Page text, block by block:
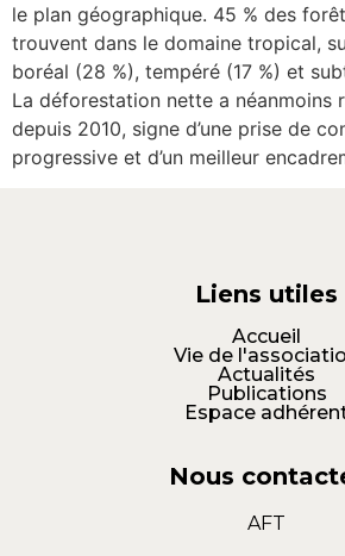
le plan géographique. 45 % des
trouvent dans le domaine tropical,
boréal (28 %), tempéré (17 %) et
La déforestation nette a néanmoins
depuis 2010, signe d’une prise de
progressive et d’un meilleur
Liens utiles
Accueil
Vie de
Actualités
Publications
Espace
Nous
AFT